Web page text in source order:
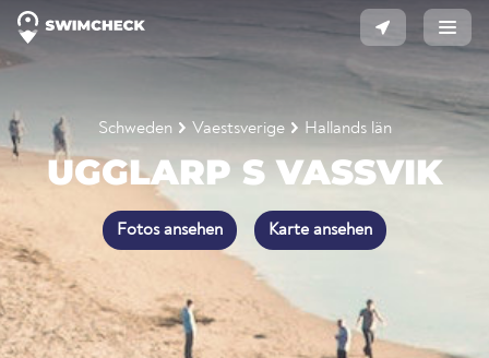
Schweden Vaestsverige Hallands län
UGGLARP S VASSVIK
Fotos ansehen Karte ansehen